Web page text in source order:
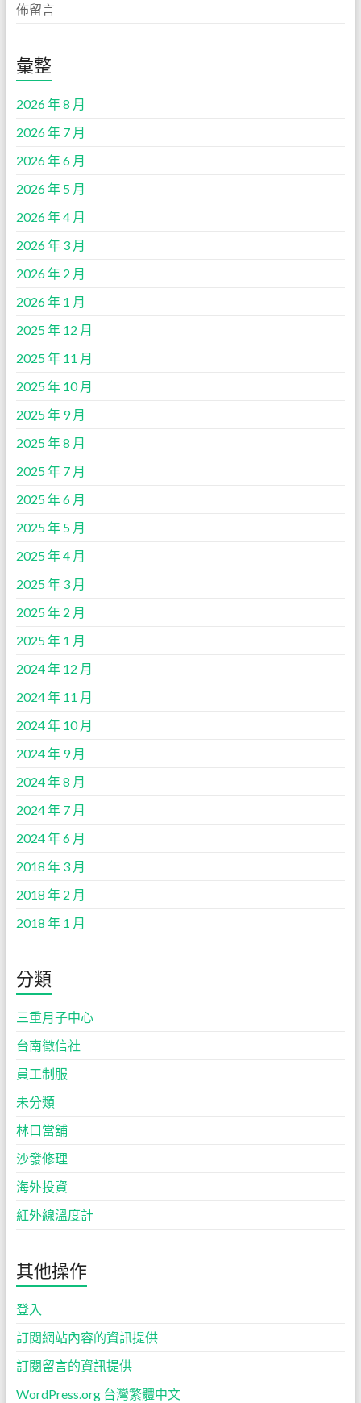
佈留言
彙整
2026 年 8 月
2026 年 7 月
2026 年 6 月
2026 年 5 月
2026 年 4 月
2026 年 3 月
2026 年 2 月
2026 年 1 月
2025 年 12 月
2025 年 11 月
2025 年 10 月
2025 年 9 月
2025 年 8 月
2025 年 7 月
2025 年 6 月
2025 年 5 月
2025 年 4 月
2025 年 3 月
2025 年 2 月
2025 年 1 月
2024 年 12 月
2024 年 11 月
2024 年 10 月
2024 年 9 月
2024 年 8 月
2024 年 7 月
2024 年 6 月
2018 年 3 月
2018 年 2 月
2018 年 1 月
分類
三重月子中心
台南徵信社
員工制服
未分類
林口當舖
沙發修理
海外投資
紅外線溫度計
其他操作
登入
訂閱網站內容的資訊提供
訂閱留言的資訊提供
WordPress.org 台灣繁體中文